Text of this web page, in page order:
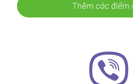
Thêm các điểm